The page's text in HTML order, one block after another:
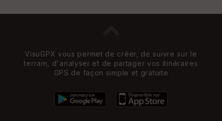
VisuGPX vous permet de créer, de suivre sur le
terrain, d'analyser et de partager vos itinéraires
GPS de façon simple et gratuite